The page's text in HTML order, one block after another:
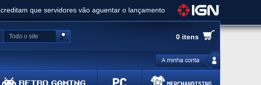
que servidores vão aguentar o lançamento
5 milhões de cópias e vai receber novo conteúdo
Ghost of Yotei - Análise
Metal Gear Solid Delta: Snake Eater - Análise
0 itens
Todo o site